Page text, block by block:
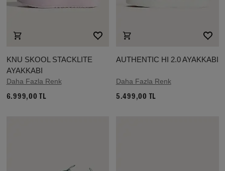
KNU SKOOL STACKLITE
AYAKKABI
Daha Fazla Renk
6.999,00 TL
AUTHENTIC HI 2.0 AYAKKABI
Daha Fazla Renk
5.499,00 TL